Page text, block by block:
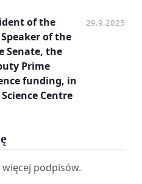
of the
of the
Senate, the
Prime
funding, in
Centre
29.9.2025
podpisów.